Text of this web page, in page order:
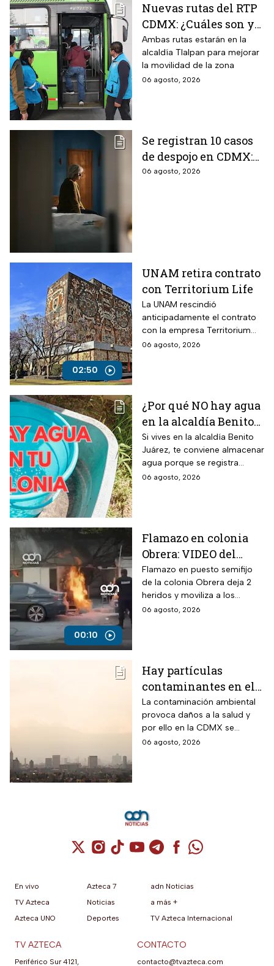
Nuevas rutas del RTP
CDMX: ¿Cuáles son y
con qué estaciones
del Metrobús
conectan?
Ambas rutas estarán en la
alcaldía Tlalpan para mejorar
la movilidad de la zona
06 agosto, 2026
Se registran 10 casos
de despojo en CDMX:
adultos mayores son
06 agosto, 2026
02:50
UNAM retira contrato
con Territorium Life
La UNAM rescindió
anticipadamente el contrato
con la empresa Territorium
Life, encargada del examen
06 agosto, 2026
¿Por qué NO hay agua
en la alcaldía Benito
Juárez? Lista de
colonias afectadas
hasta el viernes
Si vives en la alcaldía Benito
Juárez, te conviene almacenar
agua porque se registra
suspensión del suministro por
06 agosto, 2026
00:10
Flamazo en colonia
Obrera: VIDEO del
siniestro en puesto
semifijo que dejó
heridos
Flamazo en puesto semifijo
de la colonia Obrera deja 2
heridos y moviliza a los
servicios de emergencia en
06 agosto, 2026
Hay partículas
contaminantes en el
ambiente; así está la
calidad del aire hoy
en CDMX
La contaminación ambiental
provoca daños a la salud y
por ello en la CDMX se
monitorea la calidad del aire
06 agosto, 2026
Cuenta de X / Twitter (se abre en una
Cuenta de Instagram (se abre en una
Cuenta de TikTok (se abre en
Cuenta de YouTube (se abre
Cuenta de Telegram (se
Cuenta de
Cuenta de
En vivo
TV Azteca
Azteca UNO
Azteca 7
Noticias
Deportes
adn Noticias
a más +
TV Azteca Internacional
TV AZTECA
Periférico Sur 4121,
CONTACTO
contacto@tvazteca.com